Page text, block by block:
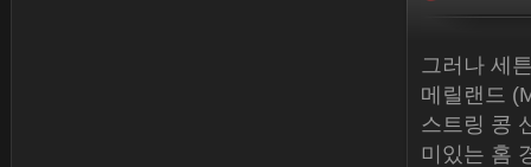
그러나 세
메릴랜드
스트링 콩
미있는 홈